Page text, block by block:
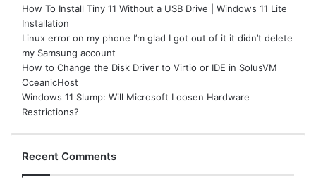
How To Install Tiny 11 Without a USB Drive | Windows 11 Lite
Installation
Linux error on my phone I’m glad I got out of it it didn’t delete
my Samsung account
How to Change the Disk Driver to Virtio or IDE in SolusVM
OceanicHost
Windows 11 Slump: Will Microsoft Loosen Hardware
Restrictions?
Recent Comments